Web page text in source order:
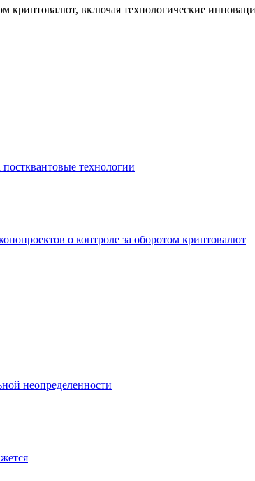
криптовалют, включая технологические
технологии
о контроле за оборотом криптовалют
неопределенности